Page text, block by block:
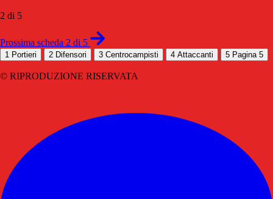
2 di 5
Prossima scheda 2 di 5
1 Portieri 2 Difensori 3 Centrocampisti 4 Attaccanti 5 Pagina 5
© RIPRODUZIONE RISERVATA